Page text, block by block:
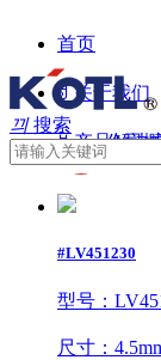
首页
ꀁ 关于我们
公司
ꀁ 产品解决
ꀁ
汽车
合作
ꀁ 投资者关系
公告
ꀁ 职位招聘
끠 搜索
En
#LV451230
型号：
尺寸：